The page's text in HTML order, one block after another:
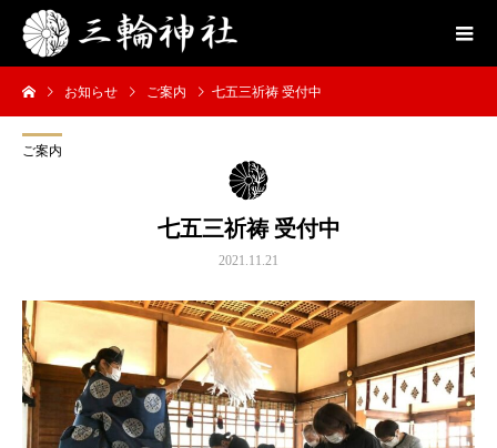
お知らせ ご案内 七五三祈祷 受付中
ご案内
七五三祈祷 受付中
2021.11.21